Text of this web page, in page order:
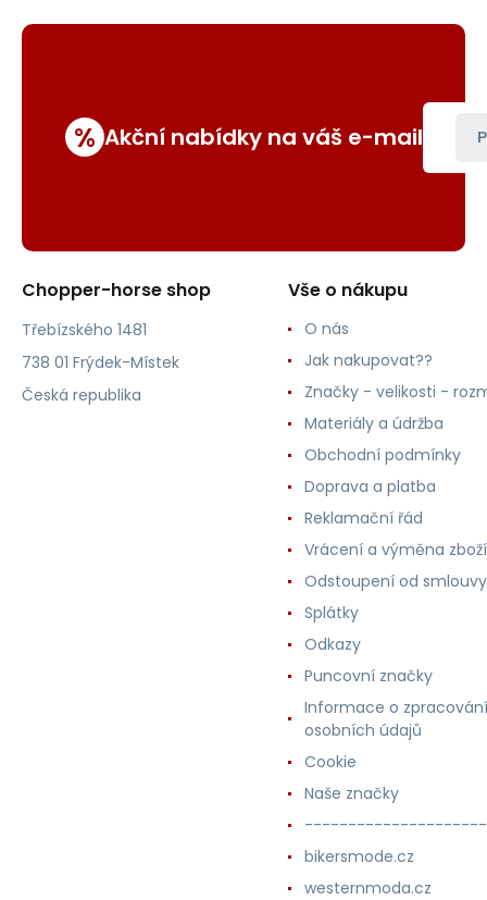
% Akční nabídky na váš e-mail
Chopper-horse shop
Třebízského 1481
738 01 Frýdek-Místek
Česká republika
Vše o nákupu
O nás
Jak nakupovat??
Značky - velikosti -
Materiály a údržba
Obchodní podmínky
Doprava a platba
Reklamační řád
Vrácení a výměna zboží
Odstoupení od smlouvy
Splátky
Odkazy
Puncovní značky
Informace o zpracování
osobních údajů
Cookie
Naše značky
bikersmode.cz
westernmoda.cz